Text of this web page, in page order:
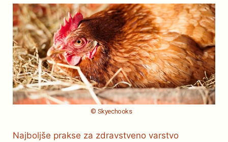
© Skyechooks
Najboljše prakse za zdravstveno varstvo